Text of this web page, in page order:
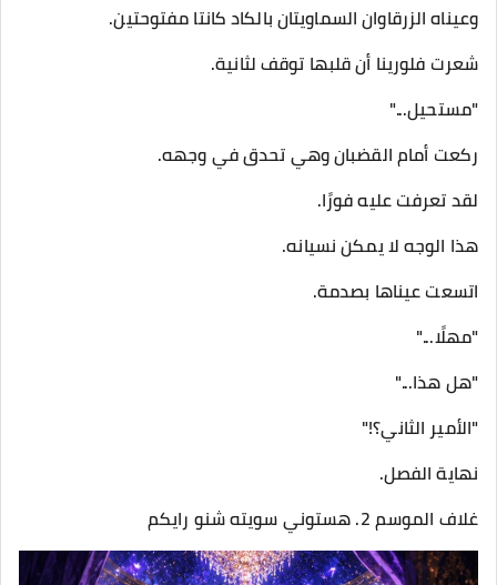
وعيناه الزرقاوان السماويتان بالكاد كانتا مفتوحتين.
شعرت فلورينا أن قلبها توقف لثانية.
"مستحيل..."
ركعت أمام القضبان وهي تحدق في وجهه.
لقد تعرفت عليه فورًا.
هذا الوجه لا يمكن نسيانه.
اتسعت عيناها بصدمة.
"مهلًا..."
"هل هذا..."
"الأمير الثاني؟!"
نهاية الفصل.
غلاف الموسم 2. هستوني سويته شنو رايكم